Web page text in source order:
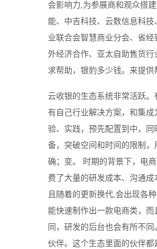
会影响力,为参展商和观众搭
能、中吉科技、云数信息科
业联合会智慧商业分会、省
外经济合作、亚太自助售货
求帮助，银豹多少钱。来提供
云收银的生态系统非常活跃
有自己行业解决方案，和集
验、实践，预先配置到中，
备，突破空间和时间的限制
确；变。 时期的背景下，电
费了大量的研发成本、沟通
且随着的更新换代,会出现各
能快速制作出一款电商类，
同，研发的后台也会有所不
伙伴。这个生态里面的伙伴